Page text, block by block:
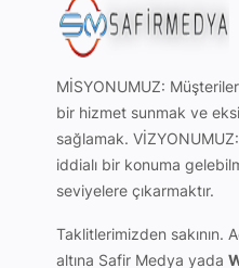
MİSYONUMUZ:
bir hizmet sunmak ve
sağlamak.
iddialı bir konuma
seviyelere çıkarmaktır.
Taklitlerimizden sakının.
altına Safir Medya yada